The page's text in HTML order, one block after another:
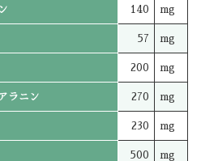
140 mg
57 mg
200 mg
ラニン 270 mg
230 mg
500 mg